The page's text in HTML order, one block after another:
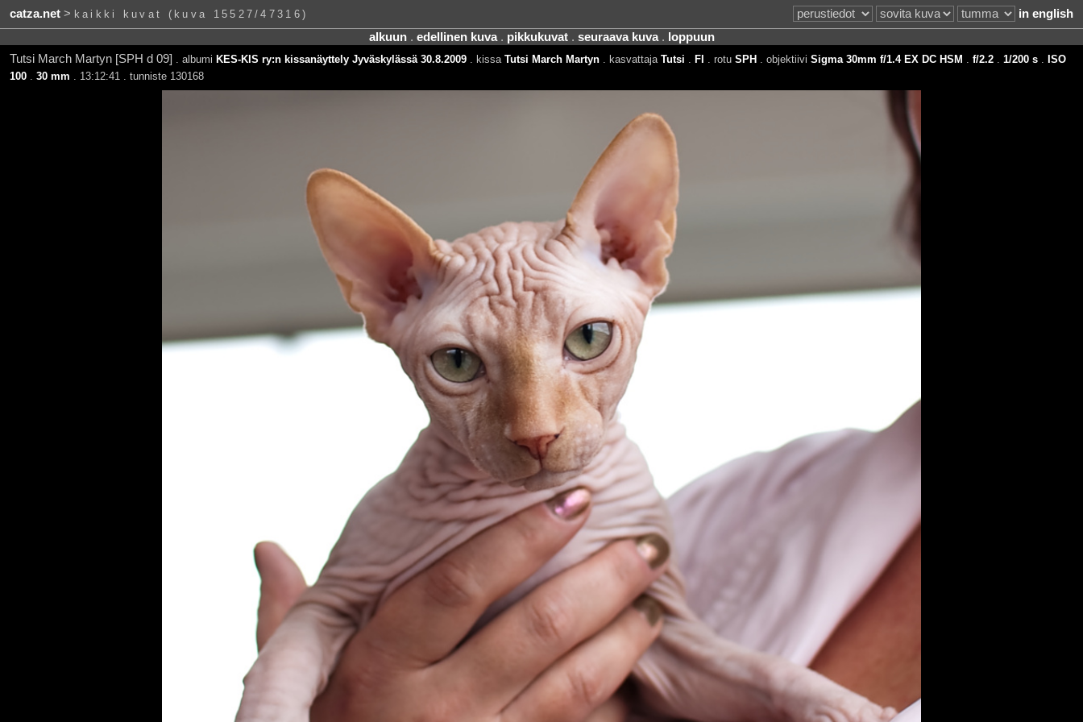
catza.net> kaikki kuvat (kuva 15527/47316)
in english
alkuun. edellinen kuva. pikkukuvat. seuraava kuva. loppuun
Tutsi March Martyn [SPH d 09]
. albumi KES-KIS ry:n kissanäyttely Jyväskylässä 30.8.2009. kissa Tutsi March Martyn. kasvattaja Tutsi FI . rotu SPH . objektiivi Sigma 30mm f/1.4 EX DC HSM f/2.2. 1/200 s.
ISO
100. 30 mm . 13:12:41 . tunniste 130168